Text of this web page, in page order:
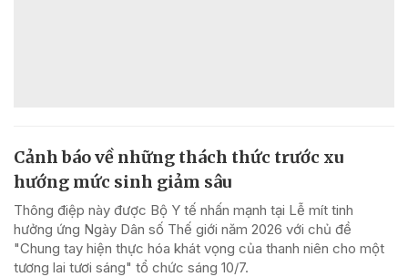
Cảnh báo về những thách thức trước xu
hướng mức sinh giảm sâu
Thông điệp này được Bộ Y tế nhấn mạnh tại Lễ mít tinh
hưởng ứng Ngày Dân số Thế giới năm 2026 với chủ đề
"Chung tay hiện thực hóa khát vọng của thanh niên cho một
tương lai tươi sáng" tổ chức sáng 10/7.